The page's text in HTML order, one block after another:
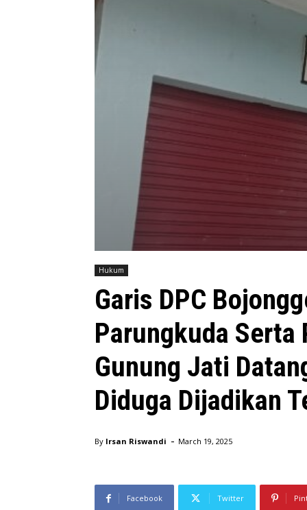
oppo_2
Hukum
Garis DPC
Parungkuda Serta
Gunung Jati
Diduga Dijadikan
By Irsan Riswandi - March 19, 2025
Facebook Twitter